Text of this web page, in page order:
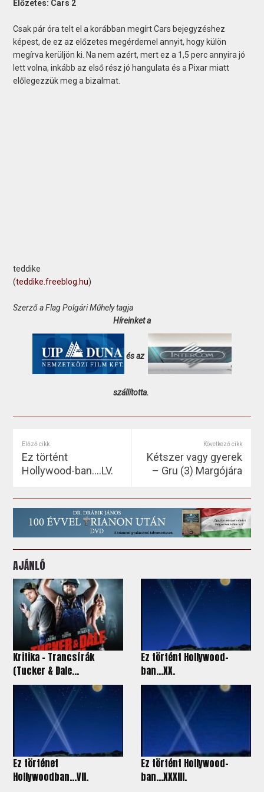
Előzetes: Cars 2
Csak pár óra telt el a korábban megírt Cars bejegyzéshez
képest, de ez az előzetes megérdemel annyit, hogy külön
megírva kerüljön ki. Na nem azért, mert ez a 1,5 perc annyira jó
lett volna, inkább az első rész jó hangulata és a Pixar miatt
előlegezzük meg a bizalmat.
teddike
(teddike.freeblog.hu)
Szerző a Flag Polgári Műhely tagja
Híreinket a
és az
szállította.
Előző cikk
Ez történt
Hollywood-ban….LV.
Következő cikk
Kétszer vagy gyerek
– Gru (3) Margójára
AJÁNLÓ
Kritika - Trancsírák
(Tucker & Dale...
Ez történt Hollywood-
ban…XX.
Ez történet
Hollywoodban…VII.
Ez történt Hollywood-
ban…XXXIII.